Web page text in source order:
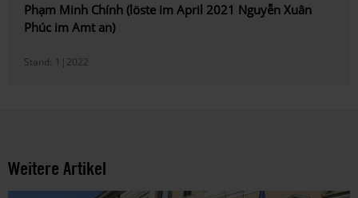
Phạm Minh Chính (löste im April 2021 Nguyễn Xuân
Phúc im Amt an)
Stand: 1|2022
Weitere Artikel